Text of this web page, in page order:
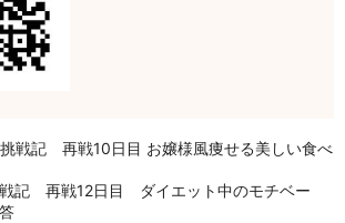
戦記 再戦10日目 お嬢様風痩せる美しい食べ
戦記 再戦12日目 ダイエット中のモチベー